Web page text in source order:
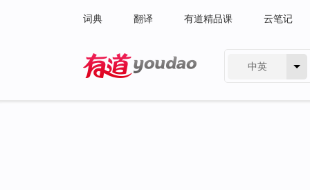
词典 翻译 有道精品课 云笔记
中英